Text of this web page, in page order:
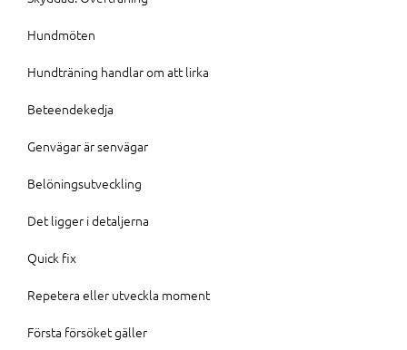
Hundmöten
Hundträning handlar om att lirka
Beteendekedja
Genvägar är senvägar
Belöningsutveckling
Det ligger i detaljerna
Quick fix
Repetera eller utveckla moment
Första försöket gäller